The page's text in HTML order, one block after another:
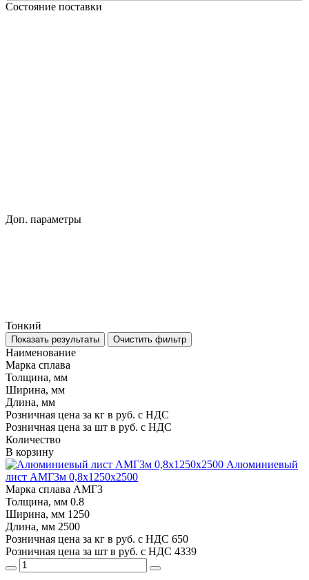
Состояние поставки
Доп. параметры
Тонкий
Показать результаты Очистить фильтр
Наименование
Марка сплава
Толщина, мм
Ширина, мм
Длина, мм
Розничная цена за кг в руб. с НДС
Розничная цена за шт в руб. с НДС
Количество
В корзину
Алюминиевый
лист АМГ3м 0,8х1250х2500
Марка сплава АМГ3
Толщина, мм 0.8
Ширина, мм 1250
Длина, мм 2500
Розничная цена за кг в руб. с НДС 650
Розничная цена за шт в руб. с НДС 4339